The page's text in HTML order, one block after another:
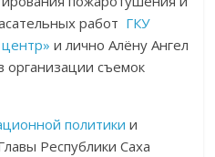
работ ГКУ
и лично Алёну Ангел
съемок
политики и
Республики Саха